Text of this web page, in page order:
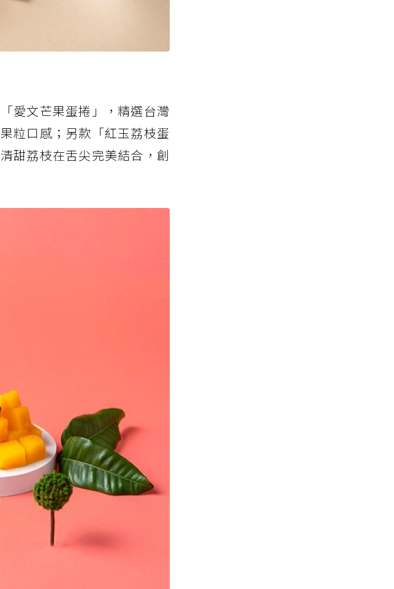
愛文芒果蛋捲」，精選台灣
粒口感；另款「紅玉荔枝蛋
甜荔枝在舌尖完美結合，創